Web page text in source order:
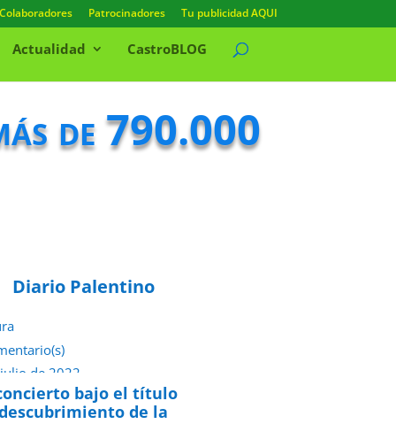
Colaboradores Patrocinadores Tu publicidad AQUI
Actualidad CastroBLOG
de 790.000
Diario Palentino
de 2022
bajo el título
de la